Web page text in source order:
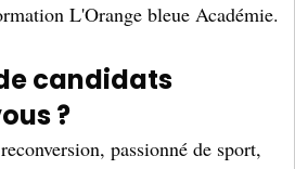
L'Orange bleue Académie.
candidats
?
passionné de sport,